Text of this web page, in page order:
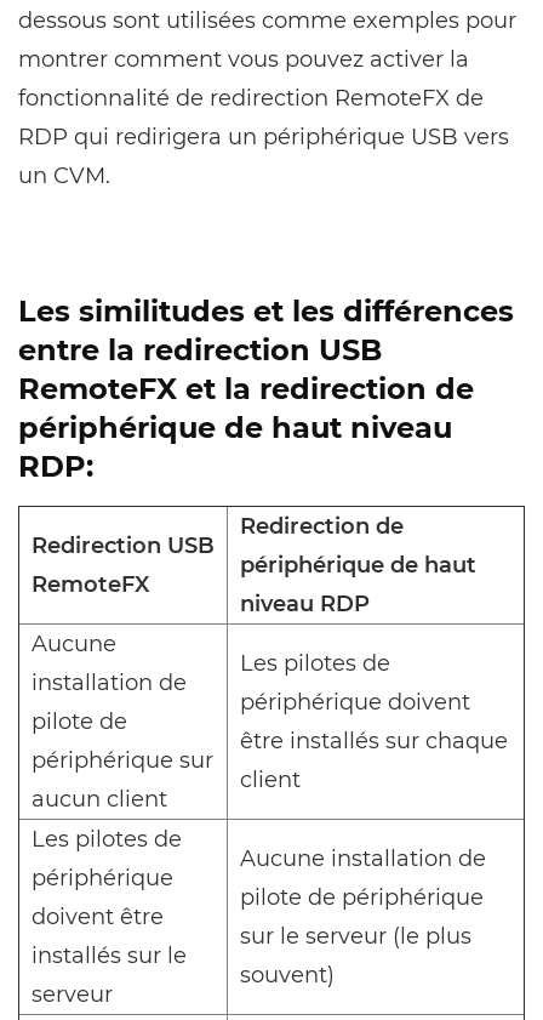
dessous sont utilisées comme exemples pour
montrer comment vous pouvez activer la
fonctionnalité de redirection RemoteFX de
RDP qui redirigera un périphérique USB vers
un CVM.
Les similitudes et les différences
entre la redirection USB
RemoteFX et la redirection de
périphérique de haut niveau
RDP:
Redirection USB
RemoteFX
Redirection de
périphérique de haut
niveau RDP
Aucune
installation de
pilote de
périphérique sur
aucun client
Les pilotes de
périphérique doivent
être installés sur chaque
client
Les pilotes de
périphérique
doivent être
installés sur le
serveur
Aucune installation de
pilote de périphérique
sur le serveur (le plus
souvent)